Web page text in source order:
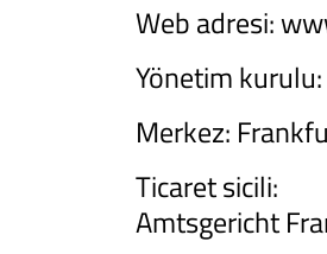
Web adresi:
Yönetim
Merkez:
Ticaret sicili:
Amtsgericht